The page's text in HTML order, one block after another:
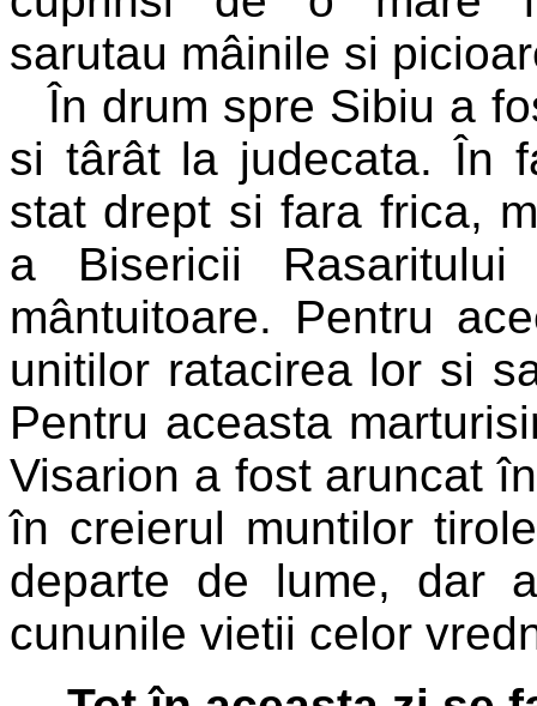
sarutau mâinile si
În drum spre Sibiu a
si târât la judecata. În
stat drept si fara frica,
a Bisericii
mântuitoare. Pentru
unitilor ratacirea lor si
Pentru aceasta
Visarion a fost aruncat
în creierul muntilor
departe de lume, dar
cununile vietii celor